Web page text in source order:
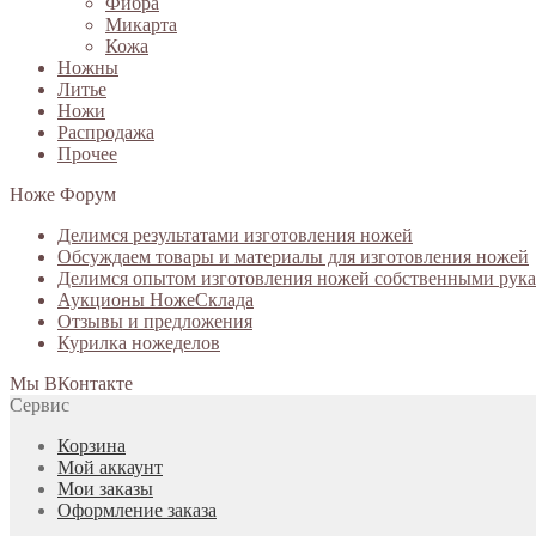
Микарта
Кожа
Ножны
Литье
Ножи
Распродажа
Прочее
Ноже Форум
Делимся результатами изготовления ножей
Обсуждаем товары и материалы для изготовления ножей
Делимся опытом изготовления ножей собственными
Аукционы НожеСклада
Отзывы и предложения
Курилка ножеделов
Мы ВКонтакте
Сервис
Корзина
Мой аккаунт
Мои заказы
Оформление заказа